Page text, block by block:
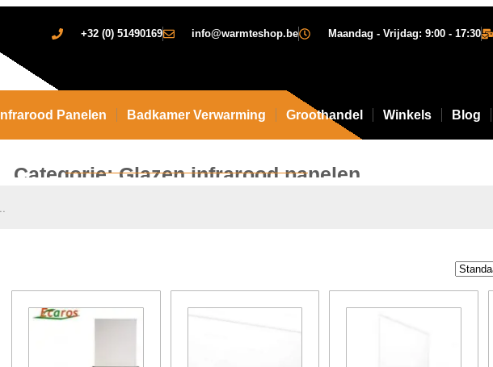
+32 (0) 51490169 info@warmteshop.be Maandag - Vrijdag: 9:00 - 17:30
Infrarood Panelen Badkamer Verwarming Groothandel Winkels Blog
Categorie: Glazen infrarood panelen